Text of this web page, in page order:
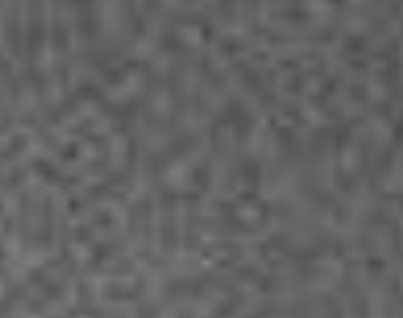
7 + 14